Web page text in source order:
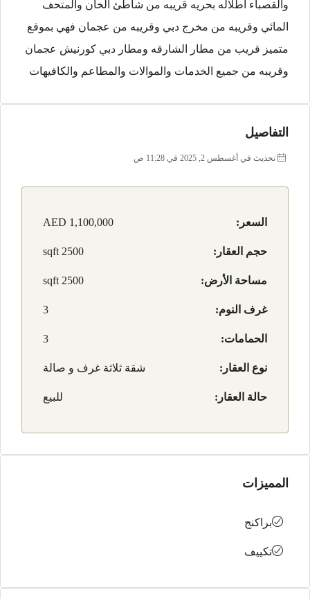
والقصباء اطلاله بحريه قريبه من شاطئ الخان والمتحف
المائي وقريبه من مخرج دبي وقريبه من عجمان فهي بموقع
متميز قريب من مطار الشارقه ومطار دبي كورنيش عجمان
وقريبه من جميع الخدمات والموالات والمطاعم والكافيهات
التفاصيل
تحديث في أغسطس 2, 2025 في 11:28 ص
السعر: AED 1,100,000
حجم العقار: 2500 sqft
مساحة الأرض: 2500 sqft
غرف النوم: 3
الحمامات: 3
نوع العقار: شقة ثلاثة غرف و صالة
حالة العقار: للبيع
المميزات
براكنج
تكييف